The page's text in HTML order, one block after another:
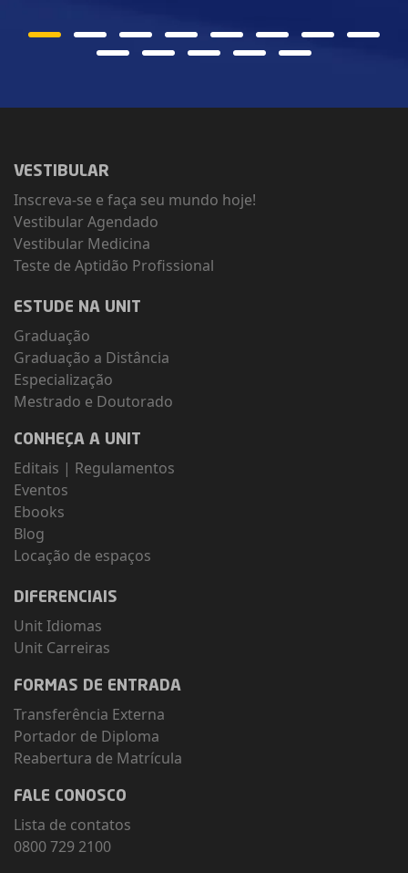
VESTIBULAR
Inscreva-se e faça seu mundo hoje!
Vestibular Agendado
Vestibular Medicina
Teste de Aptidão Profissional
ESTUDE NA UNIT
Graduação
Graduação a Distância
Especialização
Mestrado e Doutorado
CONHEÇA A UNIT
Editais | Regulamentos
Eventos
Ebooks
Blog
Locação de espaços
DIFERENCIAIS
Unit Idiomas
Unit Carreiras
FORMAS DE ENTRADA
Transferência Externa
Portador de Diploma
Reabertura de Matrícula
FALE CONOSCO
Lista de contatos
0800 729 2100